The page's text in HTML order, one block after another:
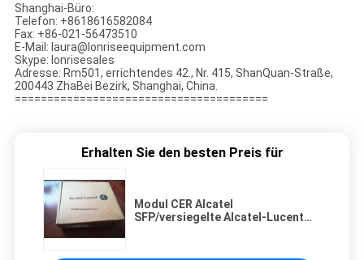
Shanghai-Büro:
Telefon: +8618616582084
Fax: +86-021-56473510
E-Mail: laura@lonriseequipment.com
Skype: lonrisesales
Adresse: Rm501, errichtendes 42., Nr. 415, ShanQuan-Straße,
200443 ZhaBei Bezirk, Shanghai, China.
=======================================
Erhalten Sie den besten Preis für
Modul CER Alcatel
SFP/versiegelte Alcatel-Lucent